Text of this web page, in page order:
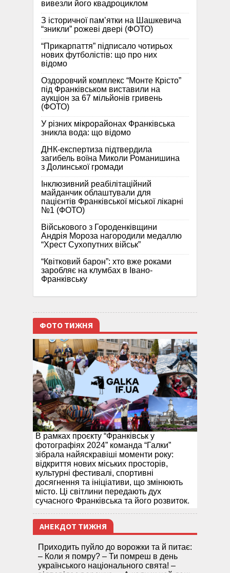
вивезли його квадроциклом
З історичної памʼятки на Шашкевича
“зникли” рожеві двері (ФОТО)
“Прикарпаття” підписало чотирьох
нових футболістів: що про них
відомо
Оздоровчий комплекс “Монте Крісто”
під Франківськом виставили на
аукціон за 67 мільйонів гривень
(ФОТО)
У різних мікрорайонах Франківська
зникла вода: що відомо
ДНК-експертиза підтвердила
загибель воїна Миколи Романишина
з Долинської громади
Інклюзивний реабілітаційний
майданчик облаштували для
пацієнтів Франківської міської лікарні
№1 (ФОТО)
Військового з Городенківщини
Андрія Мороза нагородили медаллю
“Хрест Сухопутних військ”
“Квітковий барон”: хто вже роками
заробляє на клумбах в Івано-
Франківську
ФОТО ТИЖНЯ
В рамках проєкту “Франківськ у
фотографіях 2024” команда “Галки”
зібрала найяскравіші моменти року:
відкриття нових міських просторів,
культурні фестивалі, спортивні
досягнення та ініціативи, що змінюють
місто. Ці світлини передають дух
сучасного Франківська та його розвиток.
АНЕКДОТ ТИЖНЯ
Приходить пуйло до ворожки та й питає:
– Коли я помру? – Ти помреш в день
українського національного свята! –